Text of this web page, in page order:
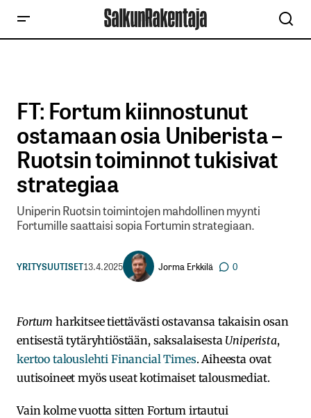
FT: Fortum kiinnostunut
ostamaan osia Uniberista –
Ruotsin toiminnot tukisivat
strategiaa
Uniperin Ruotsin toimintojen mahdollinen myynti
Fortumille saattaisi sopia Fortumin strategiaan.
YRITYSUUTISET13.4.2025 Jorma Erkkilä 0
Fortum harkitsee tiettävästi ostavansa takaisin osan
entisestä tytäryhtiöstään, saksalaisesta Uniperista,
kertoo talouslehti Financial Times. Aiheesta ovat
uutisoineet myös useat kotimaiset talousmediat.
Vain kolme vuotta sitten Fortum irtautui